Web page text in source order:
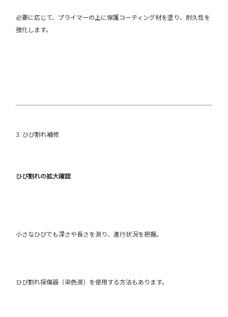
必要に応じて、プライマーの上に保護コーティング材を塗り、耐久性を
強化します。
3. ひび割れ補修
ひび割れの拡大確認
小さなひびでも深さや長さを測り、進行状況を把握。
ひび割れ探傷器（染色液）を使用する方法もあります。